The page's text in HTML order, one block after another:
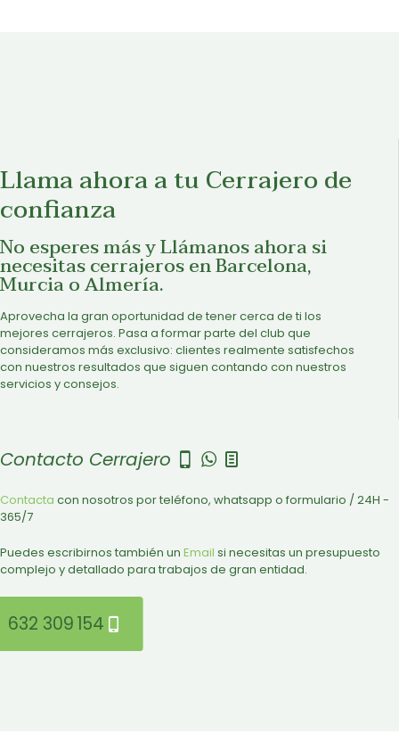
Llama ahora a tu Cerrajero de
confianza
No esperes más y Llámanos ahora si
necesitas cerrajeros en Barcelona,
Murcia o Almería.
Aprovecha la gran oportunidad de tener cerca de ti los
mejores cerrajeros. Pasa a formar parte del club que
consideramos más exclusivo: clientes realmente satisfechos
con nuestros resultados que siguen contando con nuestros
servicios y consejos.
Contacto Cerrajero
Contacta con nosotros por teléfono, whatsapp o formulario / 24H -
365/7
Puedes escribirnos también un Email si necesitas un presupuesto
complejo y detallado para trabajos de gran entidad.
632 309 154